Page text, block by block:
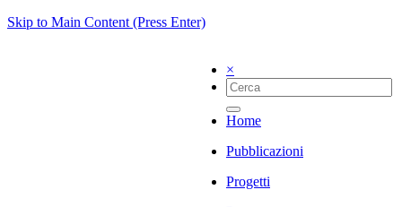
Skip to Main Content (Press Enter)
×
Home
Pubblicazioni
Progetti